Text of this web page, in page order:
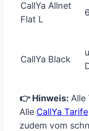
CallYa Allnet
Flat L
CallYa Black
👉 Hinweis: Alle
Alle CallYa Tarife
zudem vom